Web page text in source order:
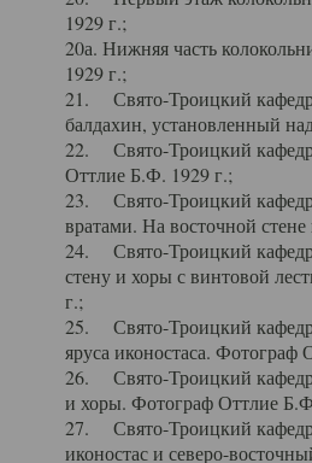
1929 г.;
20а. Нижняя часть
1929 г.;
21. Свято-Троицкий
балдахин, установленный
22. Свято-Троицкий
Оттлие Б.Ф. 1929 г.;
23. Свято-Троицкий
вратами. На восточной
24. Свято-Троицкий
стену и хоры с винтовой
г.;
25. Свято-Троицкий
яруса иконостаса. Фотограф
26. Свято-Троицкий
и хоры. Фотограф Оттлие
27. Свято-Троицкий
иконостас и северо-